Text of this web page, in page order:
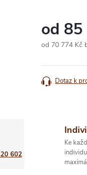
od 85
od 70 774 Kč
cena:
Dotaz k
602
Ke